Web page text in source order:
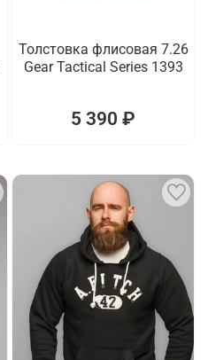
Толстовка флисовая 7.26
Gear Tactical Series 1393
5 390 ₽